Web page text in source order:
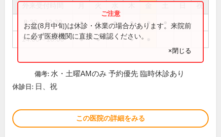
祝
8:30～12:30 ● ● ● ● ●
14:00～18:00 ● ● ●
お盆(8月中旬)は休診・休業の場合があります。来院前
に必ず医療機関に直接ご確認ください。
×閉じる
備考: 水・土曜AMのみ 予約優先 臨時休診あり
休診日: 日、祝
この医院の詳細をみる